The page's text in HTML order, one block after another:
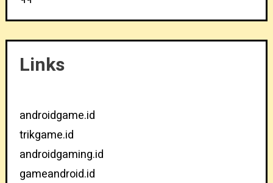
Links
androidgame.id
trikgame.id
androidgaming.id
gameandroid.id